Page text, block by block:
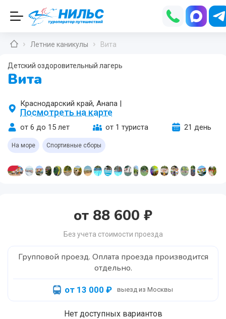
Летние каникулы Вита
Детский оздоровительный лагерь
Вита
Краснодарский край, Анапа |
Посмотреть на карте
от 6 до 15 лет от 1 туриста 21 день
На море Спортивные сборы
от 88 600 ₽
Без учета стоимости проезда
Групповой проезд. Оплата проезда производится
отдельно.
от 13 000 ₽ выезд из Москвы
Нет доступных вариантов